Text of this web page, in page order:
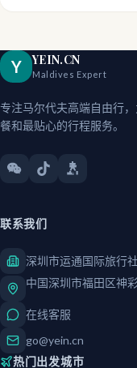
Y YEIN.CN
Maldives Expert
专注马尔代夫高端自由行
餐和最贴心的行程服务。
联系我们
深圳市运通国际旅行
中国深圳市福田区神
在线客服
go@yein.cn
热门出发城市